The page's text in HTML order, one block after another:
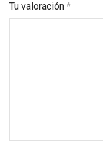
Tu valoración *